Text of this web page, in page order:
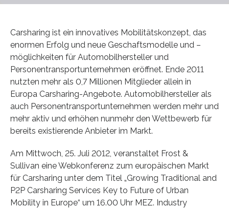
Carsharing ist ein innovatives Mobilitätskonzept, das
enormen Erfolg und neue Geschaftsmodelle und –
möglichkeiten für Automobilhersteller und
Personentransportunternehmen eröffnet. Ende 2011
nutzten mehr als 0,7 Millionen Mitglieder allein in
Europa Carsharing-Angebote. Automobilhersteller als
auch Personentransportunternehmen werden mehr und
mehr aktiv und erhöhen nunmehr den Wettbewerb für
bereits existierende Anbieter im Markt.
Am Mittwoch, 25. Juli 2012, veranstaltet Frost &
Sullivan eine Webkonferenz zum europäischen Markt
für Carsharing unter dem Titel „Growing Traditional and
P2P Carsharing Services Key to Future of Urban
Mobility in Europe“ um 16.00 Uhr MEZ. Industry